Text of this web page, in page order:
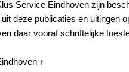
Service Eindhoven zijn
deze publicaties en uitingen
daar vooraf schriftelijke
↑